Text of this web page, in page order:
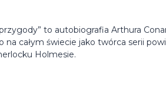
to autobiografia Arthura
na całym świecie jako twórca serii
Holmesie.